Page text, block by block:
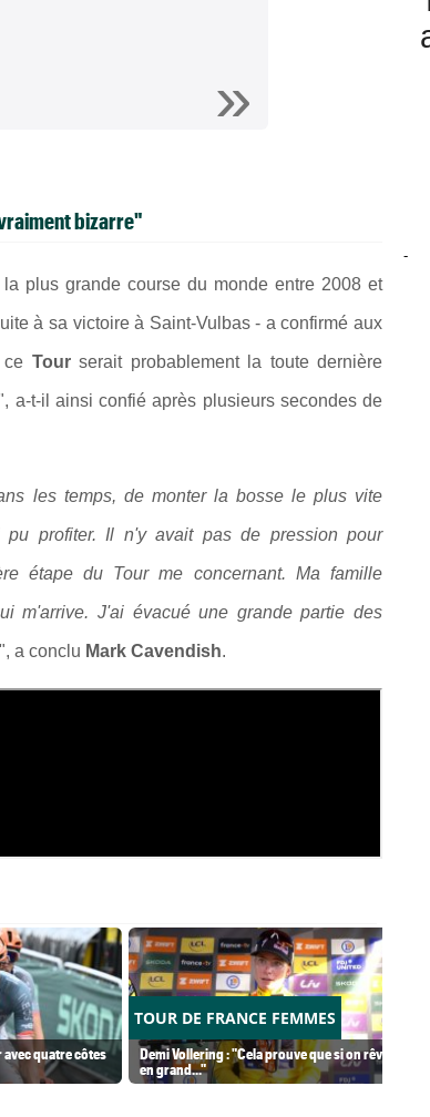
bizarre"
plus grande course du monde entre 2008 et
à sa victoire à Saint-Vulbas - a confirmé aux
ce Tourserait probablement la toute dernière
a-t-il ainsi confié après plusieurs secondes de
les temps, de monter la bosse le plus vite
profiter. Il n'y avait pas de pression pour
étape du Tour me concernant. Ma famille
m'arrive. J'ai évacué une grande partie des
", a conclu Mark Cavendish.
avec quatre côtes
TOUR DE FRANCE FEMMES
Demi Vollering : "Cela prouve que si on rêve
en grand..."
-